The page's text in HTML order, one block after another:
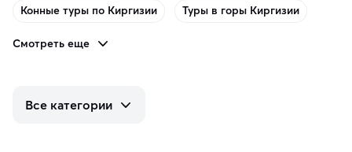
Конные туры по Киргизии Туры в горы Киргизии
Смотреть еще
Все категории